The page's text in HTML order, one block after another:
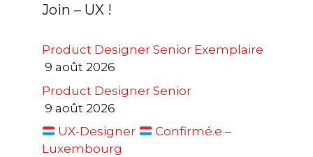
Join – UX !
Product Designer Senior Exemplaire
9 août 2026
Product Designer Senior
9 août 2026
UX-Designer
Confirmé.e –
Luxembourg